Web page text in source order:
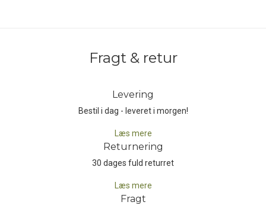
Fragt & retur
Levering
Bestil i dag - leveret i morgen!
Læs mere
Returnering
30 dages fuld returret
Læs mere
Fragt